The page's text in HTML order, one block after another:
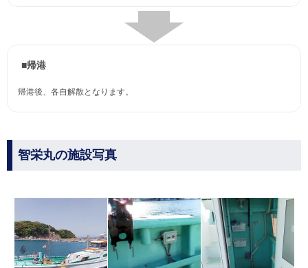
■帰港
帰港後、各自解散となります。
智栄丸の施設写真